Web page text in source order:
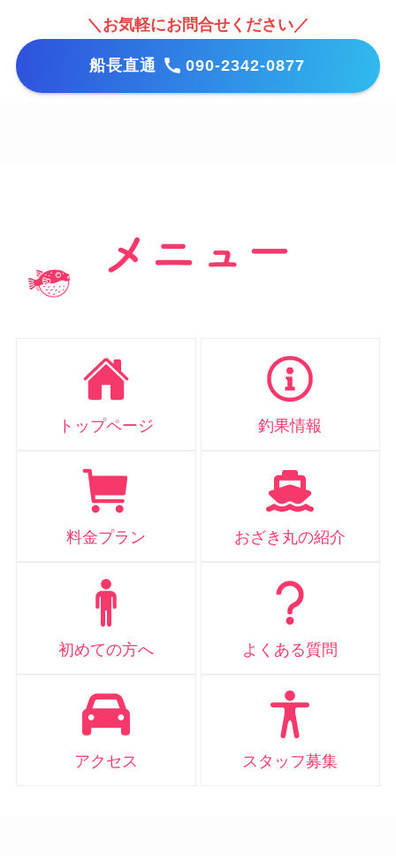
＼お気軽にお問合せください／
船長直通 090-2342-0877
トップページ 釣果情報
料金プラン おざき丸の紹介
初めての方へ よくある質問
アクセス スタッフ募集